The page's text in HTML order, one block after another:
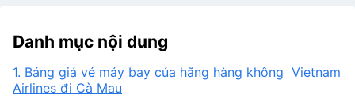
Danh mục nội dung
1. Bảng giá vé máy bay của hãng hàng không Vietnam
Airlines đi Cà Mau